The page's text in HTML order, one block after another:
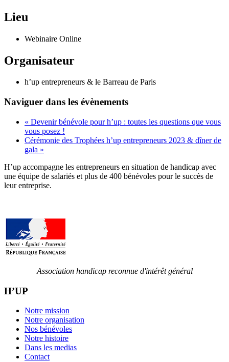
Lieu
Webinaire Online
Organisateur
h’up entrepreneurs & le Barreau de Paris
Naviguer dans les évènements
« Devenir bénévole pour h’up : toutes les questions que vous
vous posez !
Cérémonie des Trophées h’up entrepreneurs 2023 & dîner de
gala »
H’up accompagne​​ les entrepreneurs en situation de handicap avec
une équipe de salariés et plus de 400 bénévoles pour le succès de
leur entreprise.
Association handicap reconnue d'intérêt général
H’UP
Notre mission
Notre organisation
Nos bénévoles
Notre histoire
Dans les medias
Contact